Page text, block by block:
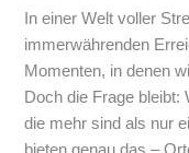
In einer Welt voller
immerwährenden
Momenten, in denen
Doch die Frage bleibt:
die mehr sind als nur